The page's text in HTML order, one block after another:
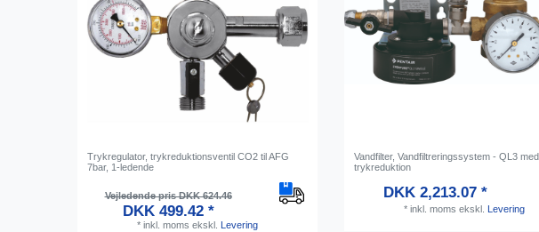
Trykregulator, trykreduktionsventil CO2 til AFG
7bar, 1-ledende
Vejledende pris DKK 624.46
DKK 499.42 *
* inkl. moms ekskl. Levering
Vandfilter, Vandfiltreringssystem - QL3 med
trykreduktion
DKK 2,213.07 *
* inkl. moms ekskl. Levering